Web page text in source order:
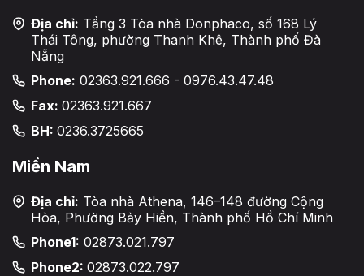
Địa chỉ: Tầng 3 Tòa nhà Donphaco, số 168 Lý
Thái Tông, phường Thanh Khê, Thành phố Đà
Nẵng
Phone: 02363.921.666 - 0976.43.47.48
Fax: 02363.921.667
BH: 0236.3725665
Miền Nam
Địa chỉ: Tòa nhà Athena, 146–148 đường Cộng
Hòa, Phường Bảy Hiền, Thành phố Hồ Chí Minh
Phone1: 02873.021.797
Phone2: 02873.022.797